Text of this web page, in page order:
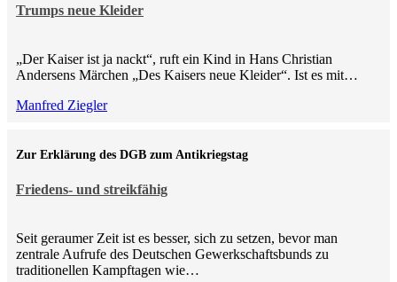
Trumps neue Kleider
„Der Kaiser ist ja nackt“, ruft ein Kind in Hans Christian
Andersens Märchen „Des Kaisers neue Kleider“. Ist es mit…
Manfred Ziegler
Friedens- und streikfähig
Zur Erklärung des DGB zum Antikriegstag
Seit geraumer Zeit ist es besser, sich zu setzen, bevor man
zentrale Aufrufe des Deutschen Gewerkschaftsbunds zu
traditionellen Kampftagen wie…